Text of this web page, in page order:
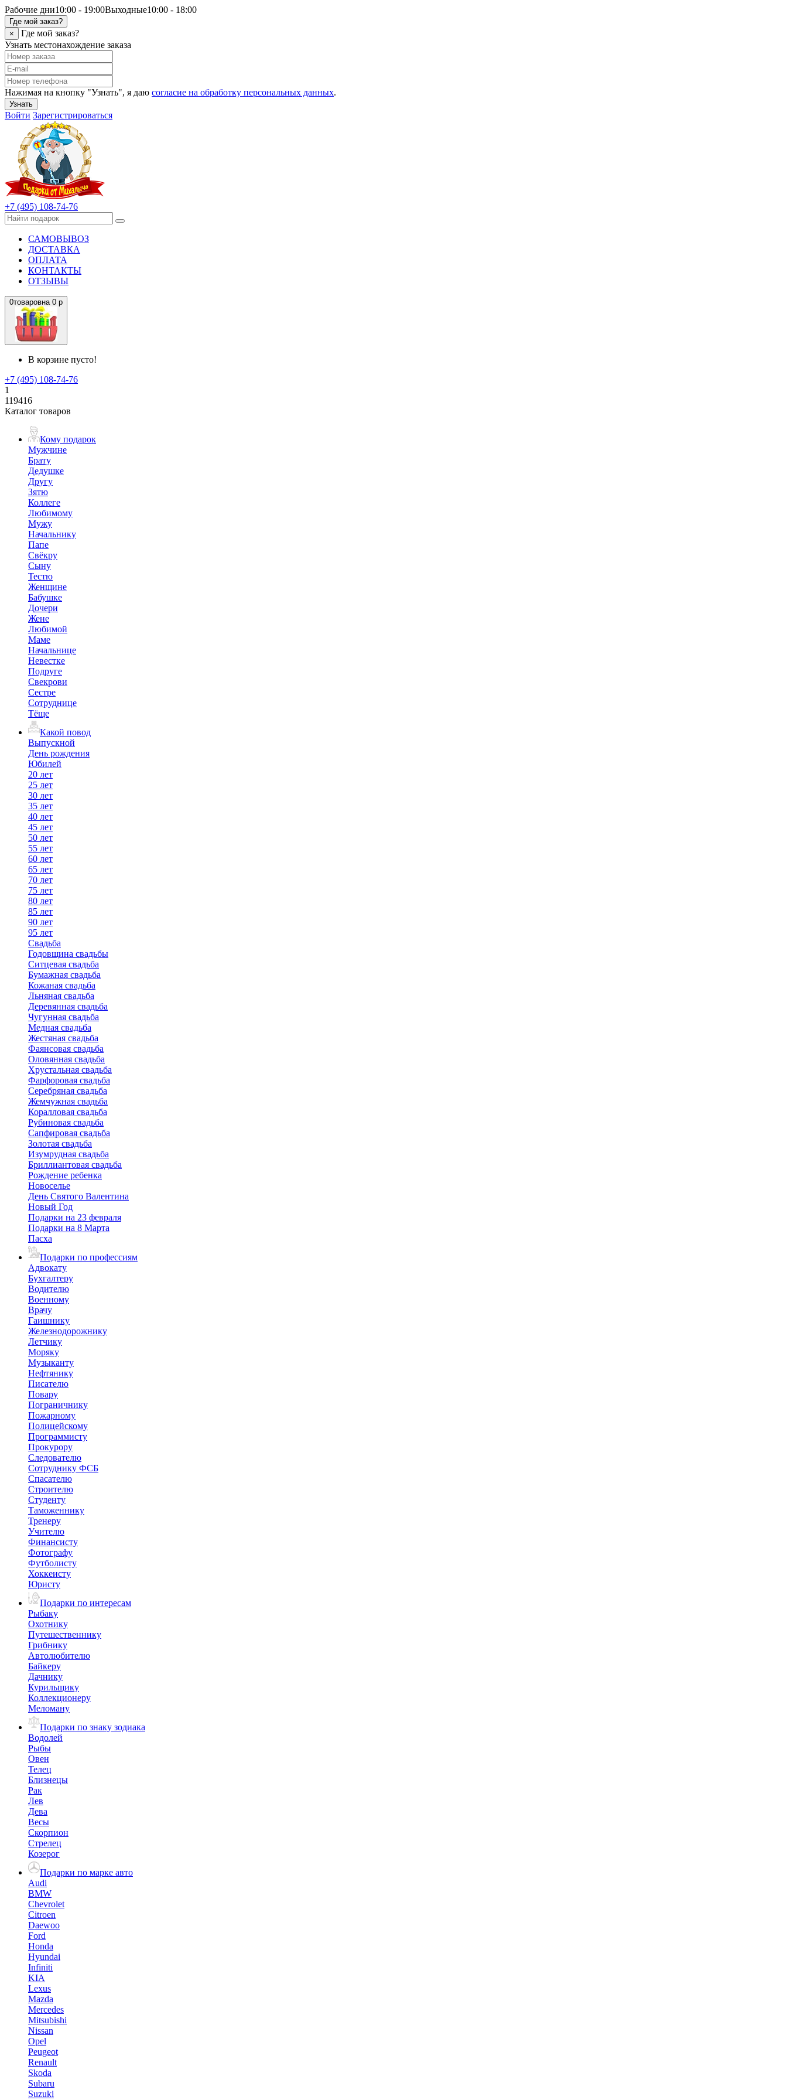
Рабочие дни10:00 - 19:00Выходные10:00 - 18:00
Где мой заказ?
×
Где мой заказ?
Узнать местонахождение заказа
Нажимая на кнопку "Узнать", я даю согласие на обработку персональных данных.
Узнать
Войти Зарегистрироваться
+7 (495) 108-74-76
САМОВЫВОЗ
ДОСТАВКА
ОПЛАТА
КОНТАКТЫ
ОТЗЫВЫ
0товаровна 0 р
В корзине пусто!
+7 (495) 108-74-76
1
119416
Каталог товаров
Кому подарок
Мужчине
Брату
Дедушке
Другу
Зятю
Коллеге
Любимому
Мужу
Начальнику
Папе
Свёкру
Сыну
Тестю
Женщине
Бабушке
Дочери
Жене
Любимой
Маме
Начальнице
Невестке
Подруге
Свекрови
Сестре
Сотруднице
Тёще
Какой повод
Выпускной
День рождения
Юбилей
20 лет
25 лет
30 лет
35 лет
40 лет
45 лет
50 лет
55 лет
60 лет
65 лет
70 лет
75 лет
80 лет
85 лет
90 лет
95 лет
Свадьба
Годовщина свадьбы
Ситцевая свадьба
Бумажная свадьба
Кожаная свадьба
Льняная свадьба
Деревянная свадьба
Чугунная свадьба
Медная свадьба
Жестяная свадьба
Фаянсовая свадьба
Оловянная свадьба
Хрустальная свадьба
Фарфоровая свадьба
Серебряная свадьба
Жемчужная свадьба
Коралловая свадьба
Рубиновая свадьба
Сапфировая свадьба
Золотая свадьба
Изумрудная свадьба
Бриллиантовая свадьба
Рождение ребенка
Новоселье
День Святого Валентина
Новый Год
Подарки на 23 февраля
Подарки на 8 Марта
Пасха
Подарки по профессиям
Адвокату
Бухгалтеру
Водителю
Военному
Врачу
Гаишнику
Железнодорожнику
Летчику
Моряку
Музыканту
Нефтянику
Писателю
Повару
Пограничнику
Пожарному
Полицейскому
Программисту
Прокурору
Следователю
Сотруднику ФСБ
Спасателю
Строителю
Студенту
Таможеннику
Тренеру
Учителю
Финансисту
Фотографу
Футболисту
Хоккеисту
Юристу
Подарки по интересам
Рыбаку
Охотнику
Путешественнику
Грибнику
Автолюбителю
Байкеру
Дачнику
Курильщику
Коллекционеру
Меломану
Подарки по знаку зодиака
Водолей
Рыбы
Овен
Телец
Близнецы
Рак
Лев
Дева
Весы
Скорпион
Стрелец
Козерог
Подарки по марке авто
Audi
BMW
Chevrolet
Citroen
Daewoo
Ford
Honda
Hyundai
Infiniti
KIA
Lexus
Mazda
Mercedes
Mitsubishi
Nissan
Opel
Peugeot
Renault
Skoda
Subaru
Suzuki